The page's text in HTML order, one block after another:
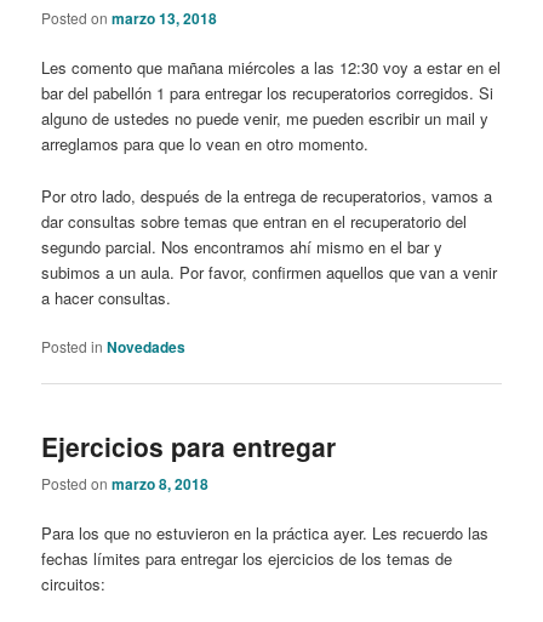
Posted onmarzo 13, 2018
Les comento que mañana miércoles a las 12:30 voy a estar en el
bar del pabellón 1 para entregar los recuperatorios corregidos. Si
alguno de ustedes no puede venir, me pueden escribir un mail y
arreglamos para que lo vean en otro momento.
Por otro lado, después de la entrega de recuperatorios, vamos a
dar consultas sobre temas que entran en el recuperatorio del
segundo parcial. Nos encontramos ahí mismo en el bar y
subimos a un aula. Por favor, confirmen aquellos que van a venir
a hacer consultas.
Posted in Novedades
Ejercicios para entregar
Posted onmarzo 8, 2018
Para los que no estuvieron en la práctica ayer. Les recuerdo las
fechas límites para entregar los ejercicios de los temas de
circuitos: